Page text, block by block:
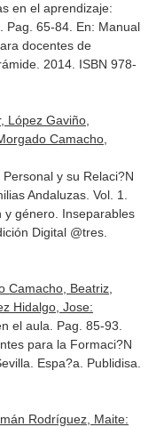
en el aprendizaje:
Pag. 65-84. En: Manual
docentes de
2014. ISBN 978-
López Gaviño,
Camacho,
y su Relaci?N
Andaluzas. Vol. 1.
y género. Inseparables
Digital @tres.
Camacho, Beatriz,
Hidalgo, Jose:
el aula. Pag. 85-93.
para la Formaci?N
Espa?a. Publidisa.
Rodríguez, Maite: